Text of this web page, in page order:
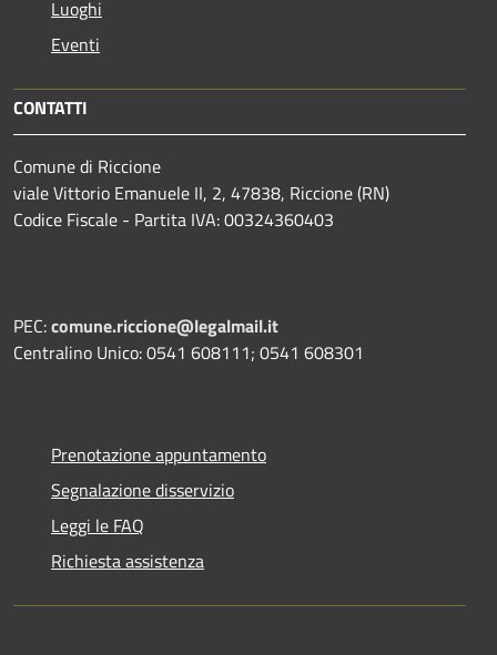
Luoghi
Eventi
CONTATTI
Comune di Riccione
viale Vittorio Emanuele II, 2, 47838, Riccione (RN)
Codice Fiscale - Partita IVA: 00324360403
PEC:comune.riccione@legalmail.it
Centralino Unico: 0541 608111; 0541 608301
Prenotazione appuntamento
Segnalazione disservizio
Leggi le FAQ
Richiesta assistenza